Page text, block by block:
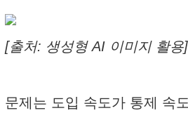
[출처: 생성형 AI 이미지 활용]
문제는 도입 속도가 통제 속